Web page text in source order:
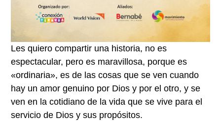
Les quiero compartir una historia, no es
espectacular, pero es maravillosa, porque es
«ordinaria», es de las cosas que se ven cuando
hay un amor genuino por Dios y por el otro, y se
ven en la cotidiano de la vida que se vive para el
servicio de Dios y sus propósitos.